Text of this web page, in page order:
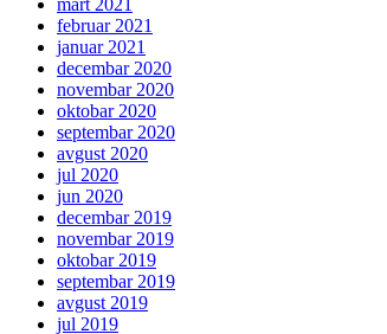
mart 2021
februar 2021
januar 2021
decembar 2020
novembar 2020
oktobar 2020
septembar 2020
avgust 2020
jul 2020
jun 2020
decembar 2019
novembar 2019
oktobar 2019
septembar 2019
avgust 2019
jul 2019